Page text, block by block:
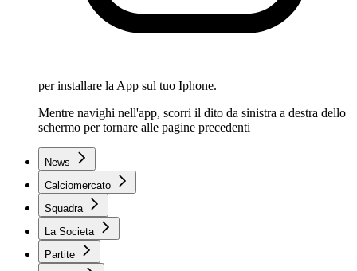
per installare la App sul tuo Iphone.
Mentre navighi nell'app, scorri il dito da sinistra a destra dello
schermo per tornare alle pagine precedenti
News
Calciomercato
Squadra
La Societa
Partite